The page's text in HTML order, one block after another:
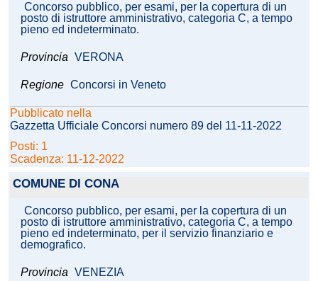
Concorso pubblico, per esami, per la copertura di un
posto di istruttore amministrativo, categoria C, a tempo
pieno ed indeterminato.
Provincia VERONA
Regione Concorsi in Veneto
Pubblicato nella
Gazzetta Ufficiale Concorsi numero 89 del 11-11-2022
Posti: 1
Scadenza: 11-12-2022
COMUNE DI CONA
Concorso pubblico, per esami, per la copertura di un
posto di istruttore amministrativo, categoria C, a tempo
pieno ed indeterminato, per il servizio finanziario e
demografico.
Provincia VENEZIA